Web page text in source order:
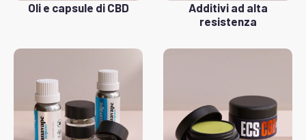
Oli e capsule di CBD
Additivi ad alta
resistenza